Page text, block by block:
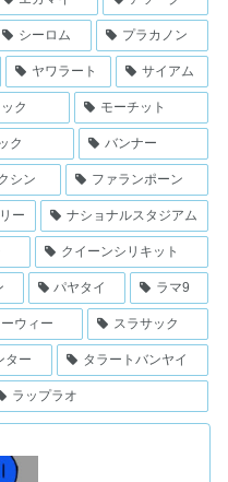
シーロム プラカノン
ヤワラート サイアム
ク モーチット
ク バンナー
シン ファランポーン
ー ナショナルスタジアム
クイーンシリキット
パヤタイ ラマ9
ウィー スラサック
ター タラートバンヤイ
ラップラオ